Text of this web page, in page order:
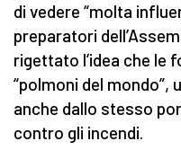
di vedere “molta
preparatori
rigettato l’idea che le
“polmoni del mondo”,
anche dallo stesso
contro gli incendi.